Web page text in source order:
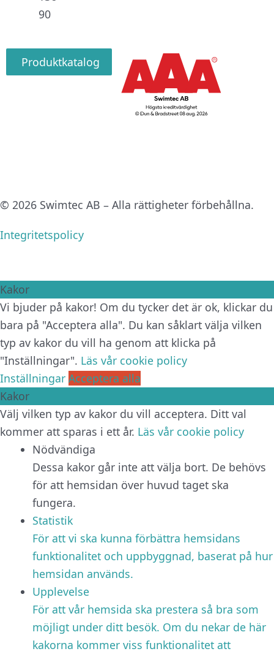
90
Produktkatalog
© 2026 Swimtec AB – Alla rättigheter förbehållna.
Integritetspolicy
Kakor
Vi bjuder på kakor! Om du tycker det är ok, klickar du
bara på "Acceptera alla". Du kan såklart välja vilken
typ av kakor du vill ha genom att klicka på
"Inställningar". Läs vår cookie policy
Inställningar Acceptera alla
Kakor
Välj vilken typ av kakor du vill acceptera. Ditt val
kommer att sparas i ett år. Läs vår cookie policy
Nödvändiga
Dessa kakor går inte att välja bort. De behövs
för att hemsidan över huvud taget ska
fungera.
Statistik
För att vi ska kunna förbättra hemsidans
funktionalitet och uppbyggnad, baserat på hur
hemsidan används.
Upplevelse
För att vår hemsida ska prestera så bra som
möjligt under ditt besök. Om du nekar de här
kakorna kommer viss funktionalitet att